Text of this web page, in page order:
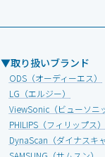
▼取り扱いブランド
ODS（オーディーエス）
LG（エルジー）
ViewSonic（ビューソニ
PHILIPS（フィリップス）
DynaScan（ダイナスキャ